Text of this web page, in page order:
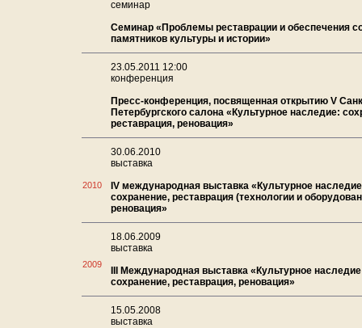
семинар
Семинар «Проблемы реставрации и обеспечения
памятников культуры и истории»
23.05.2011 12:00
конференция
Пресс-конференция, посвященная открытию V
Петербургского салона «Культурное наследие:
реставрация, реновация»
2010
30.06.2010
выставка
IV международная выставка «Культурное
сохранение, реставрация (технологии и
реновация»
2009
18.06.2009
выставка
III Международная выставка «Культурное
сохранение, реставрация, реновация»
15.05.2008
выставка